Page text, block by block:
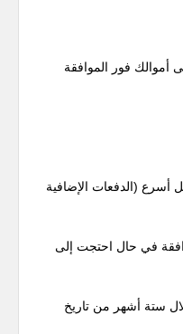
أموالك فور الموافقة
(الدفعات الإضافية
في حال احتجت إلى
ستة أشهر من تاريخ